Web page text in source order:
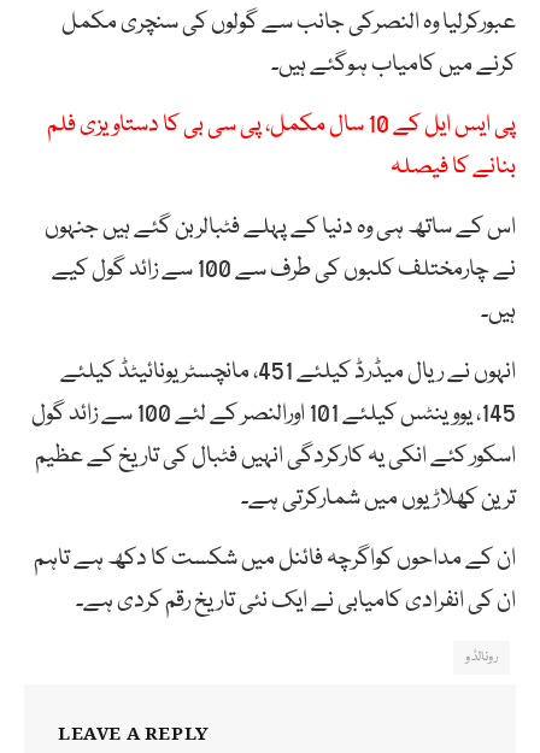
عبورکرلیا وہ النصرکی جانب سے گولوں کی سنچری مکمل
کرنے میں کامیاب ہوگئے ہیں۔
پی ایس ایل کے 10 سال مکمل، پی سی بی کا دستاویزی فلم
بنانے کا فیصلہ
اس کے ساتھ ہی وہ دنیا کے پہلے فٹبالربن گئے ہیں جنہوں
نے چارمختلف کلبوں کی طرف سے 100 سے زائد گول کیے
ہیں۔
انہوں نے ریال میڈرڈ کیلئے 451، مانچسٹر یونائیٹڈ کیلئے
145، یووینٹس کیلئے 101 اورالنصر کے لئے 100 سے زائد گول
اسکور کئے انکی یہ کارکردگی انہیں فٹبال کی تاریخ کے عظیم
ترین کھلاڑیوں میں شمارکرتی ہے۔
ان کے مداحوں کواگرچہ فائنل میں شکست کا دکھ ہے تاہم
ان کی انفرادی کامیابی نے ایک نئی تاریخ رقم کردی ہے۔
رونالڈو
LEAVE A REPLY